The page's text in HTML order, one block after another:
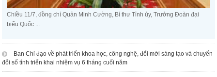
Chiều 11/7, đồng chí Quản Minh Cường, Bí thư Tỉnh ủy, Trưởng Đoàn đại
biểu Quốc ...
Ban Chỉ đạo về phát triển khoa học, công nghệ, đổi mới sáng tạo và chuyển
đổi số tỉnh triển khai nhiệm vụ 6 tháng cuối năm